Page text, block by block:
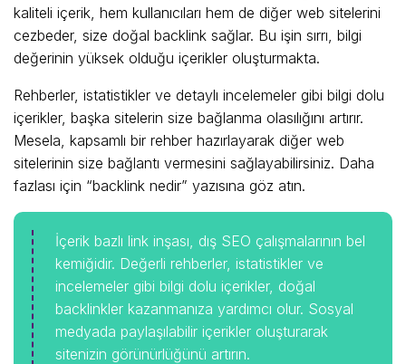
kaliteli içerik, hem kullanıcıları hem de diğer web sitelerini
cezbeder, size doğal backlink sağlar. Bu işin sırrı, bilgi
değerinin yüksek olduğu içerikler oluşturmakta.
Rehberler, istatistikler ve detaylı incelemeler gibi bilgi dolu
içerikler, başka sitelerin size bağlanma olasılığını artırır.
Mesela, kapsamlı bir rehber hazırlayarak diğer web
sitelerinin size bağlantı vermesini sağlayabilirsiniz. Daha
fazlası için “backlink nedir” yazısına göz atın.
İçerik bazlı link inşası, dış SEO çalışmalarının bel
kemiğidir. Değerli rehberler, istatistikler ve
incelemeler gibi bilgi dolu içerikler, doğal
backlinkler kazanmanıza yardımcı olur. Sosyal
medyada paylaşılabilir içerikler oluşturarak
sitenizin görünürlüğünü artırın.